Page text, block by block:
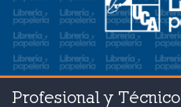
Profesional y Técnico